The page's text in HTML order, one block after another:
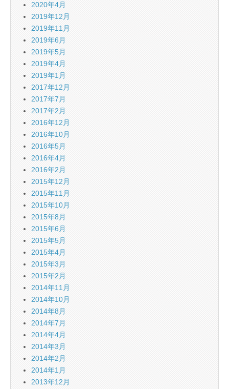
2020年4月
2019年12月
2019年11月
2019年6月
2019年5月
2019年4月
2019年1月
2017年12月
2017年7月
2017年2月
2016年12月
2016年10月
2016年5月
2016年4月
2016年2月
2015年12月
2015年11月
2015年10月
2015年8月
2015年6月
2015年5月
2015年4月
2015年3月
2015年2月
2014年11月
2014年10月
2014年8月
2014年7月
2014年4月
2014年3月
2014年2月
2014年1月
2013年12月